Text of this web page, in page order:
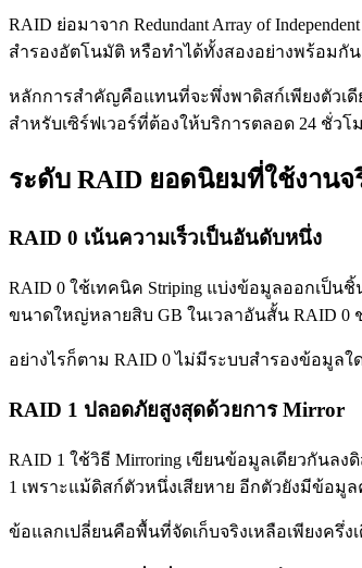
RAID ย่อมาจาก Redundant Array of
สำรองอัตโนมัติ หรือทำได้ทั้งสองอย่างพร้อมกัน
หลักการสำคัญคือแทนที่จะพึ่งพาดิสก์เพียงตัวเ
สำหรับเซิร์ฟเวอร์ที่ต้องให้บริการตลอด 24 ชั่วโ
ระดับ RAID ยอดนิยมที่ใช้งานจ
RAID 0 เน้นความเร็วเป็นอันดับหนึ่ง
RAID 0 ใช้เทคนิค Striping แบ่งข้อมูลออกเป็น
ขนาดใหญ่หลายสิบ GB ในเวลาอันสั้น RAID 0
อย่างไรก็ตาม RAID 0 ไม่มีระบบสำรองข้อมูล
RAID 1 ปลอดภัยสูงสุดด้วยการ Mirror
RAID 1 ใช้วิธี Mirroring เขียนข้อมูลเดียวกันล
1 เพราะแม้ดิสก์ตัวหนึ่งเสียหาย อีกตัวยังมีข้อ
ข้อแลกเปลี่ยนคือพื้นที่จัดเก็บจริงเหลือเพียงครึ่ง